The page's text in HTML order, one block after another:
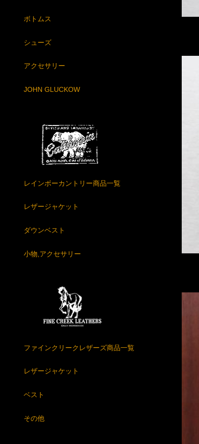
ボトムス
シューズ
アクセサリー
JOHN GLUCKOW
レインボーカントリー商品一覧
レザージャケット
ダウンベスト
小物,アクセサリー
ファインクリークレザーズ商品一覧
レザージャケット
ベスト
その他